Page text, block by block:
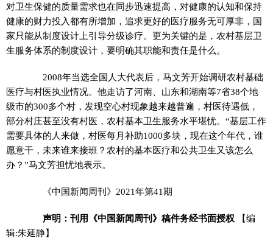
对卫生保健的质量需求也在同步迅速提高，对健康的认知和保持
健康的财力投入都有所增加，追求更好的医疗服务无可厚非，国
家只能从制度设计上引导分级诊疗。更为关键的是，农村基层卫
生服务体系的制度设计，要明确其职能和责任是什么。
2008年当选全国人大代表后，马文芳开始调研农村基础
医疗与村医执业情况。他走访了河南、山东和湖南等7省38个地
级市的300多个村，发现空心村现象越来越普遍，村医待遇低，
部分村庄甚至没有村医，农村基本卫生服务水平堪忧。“基层工作
需要具体的人来做，村医每月补助1000多块，现在这个年代，谁
愿意干，未来谁来接班？农村的基本医疗和公共卫生又该怎么
办？”马文芳担忧地表示。
《中国新闻周刊》2021年第41期
声明：刊用《中国新闻周刊》稿件务经书面授权
【编
辑:朱延静】